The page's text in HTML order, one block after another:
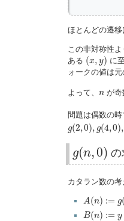
ほとんどの遷
この非対称性よ
ある (x, y)
( x,y)
に
ォークの値は
よって、 n
nが奇
問題は偶数の時
g(2,0), g(4,0),
(2 0), 4 ,0 ),.
g(n,0)
g(n 0) の
カタラン数の
A(n) := g
A(n :=
B(n) := y
B(n :=